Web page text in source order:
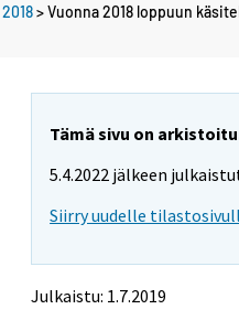
2018> Vuonna 2018 loppuun
Tämä sivu on
5.4.2022 jälkeen
Siirry uudelle
Julkaistu: 1.7.2019